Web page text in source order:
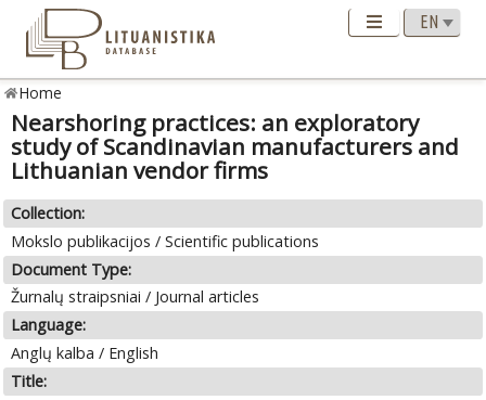
Home
Nearshoring practices: an exploratory
study of Scandinavian manufacturers and
Lithuanian vendor firms
Collection:
Mokslo publikacijos / Scientific publications
Document Type:
Žurnalų straipsniai / Journal articles
Language:
Anglų kalba / English
Title: